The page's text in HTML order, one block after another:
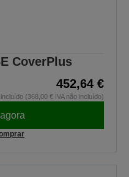
CoverPlus
452,64 €
incluído (368,00 € IVA não incluído)